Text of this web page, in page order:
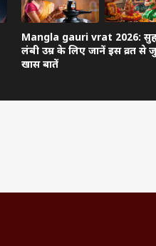
Mangla gauri vrat 2026:
लंबी उम्र के लिए जानें इस व्रत से
खास बातें